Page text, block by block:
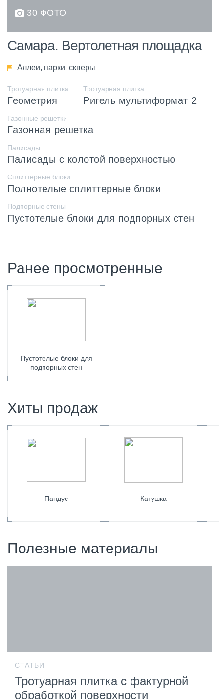
30 ФОТО
Самара. Вертолетная площадка
Аллеи, парки, скверы
Тротуарная плитка
Геометрия
Тротуарная плитка
Ригель мультиформат 2
Газонные решетки
Газонная решетка
Палисады
Палисады с колотой поверхностью
Сплиттерные блоки
Полнотелые сплиттерные блоки
Подпорные стены
Пустотелые блоки для подпорных стен
Ранее просмотренные
Пустотелые блоки для
подпорных стен
Хиты продаж
Пандус Катушка
Полезные материалы
СТАТЬИ
Тротуарная плитка с фактурной
обработкой поверхности